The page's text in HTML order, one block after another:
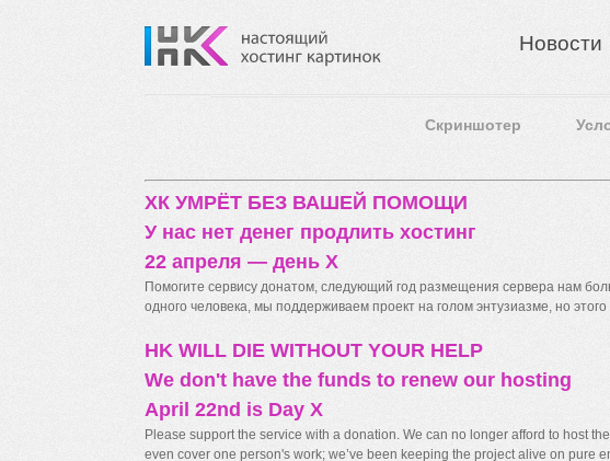
Новости
Скриншотер
ХК УМРЁТ БЕЗ ВАШЕЙ ПОМОЩИ
У нас нет денег продлить хостинг
22 апреля — день X
Помогите сервису донатом, следующий год размещения сервера нам
одного человека, мы поддерживаем проект на голом энтузиазме, но этого
HK WILL DIE WITHOUT YOUR HELP
We don't have the funds to renew our hosting
April 22nd is Day X
Please support the service with a donation. We can no longer afford to host
even cover one person's work; we’ve been keeping the project alive on pure